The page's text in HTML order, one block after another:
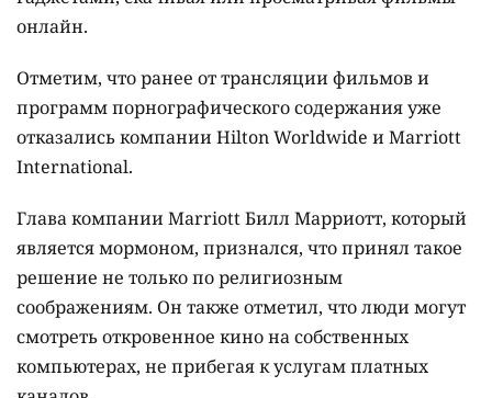
онлайн.
Отметим, что ранее от трансляции фильмов и
программ порнографического содержания уже
отказались компании Hilton Worldwide и Marriott
International.
Глава компании Marriott Билл Марриотт, который
является мормоном, признался, что принял такое
решение не только по религиозным
соображениям. Он также отметил, что люди могут
смотреть откровенное кино на собственных
компьютерах, не прибегая к услугам платных